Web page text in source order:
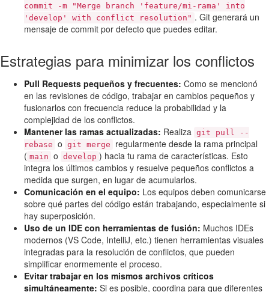
commit -m "Merge branch 'feature/mi-rama' into
'develop' with conflict resolution" . Git generará un
mensaje de commit por defecto que puedes editar.
Estrategias para minimizar los conflictos
Pull Requests pequeños y frecuentes: Como se mencionó
en las revisiones de código, trabajar en cambios pequeños y
fusionarlos con frecuencia reduce la probabilidad y la
complejidad de los conflictos.
Mantener las ramas actualizadas: Realiza git pull --
rebase o git merge
regularmente desde la rama principal
( main o develop ) hacia tu rama de características. Esto
integra los últimos cambios y resuelve pequeños conflictos a
medida que surgen, en lugar de acumularlos.
Comunicación en el equipo: Los equipos deben comunicarse
sobre qué partes del código están trabajando, especialmente si
hay superposición.
Uso de un IDE con herramientas de fusión: Muchos IDEs
modernos (VS Code, IntelliJ, etc.) tienen herramientas visuales
integradas para la resolución de conflictos, que pueden
simplificar enormemente el proceso.
Evitar trabajar en los mismos archivos críticos
simultáneamente: Si es posible, coordina para que diferentes